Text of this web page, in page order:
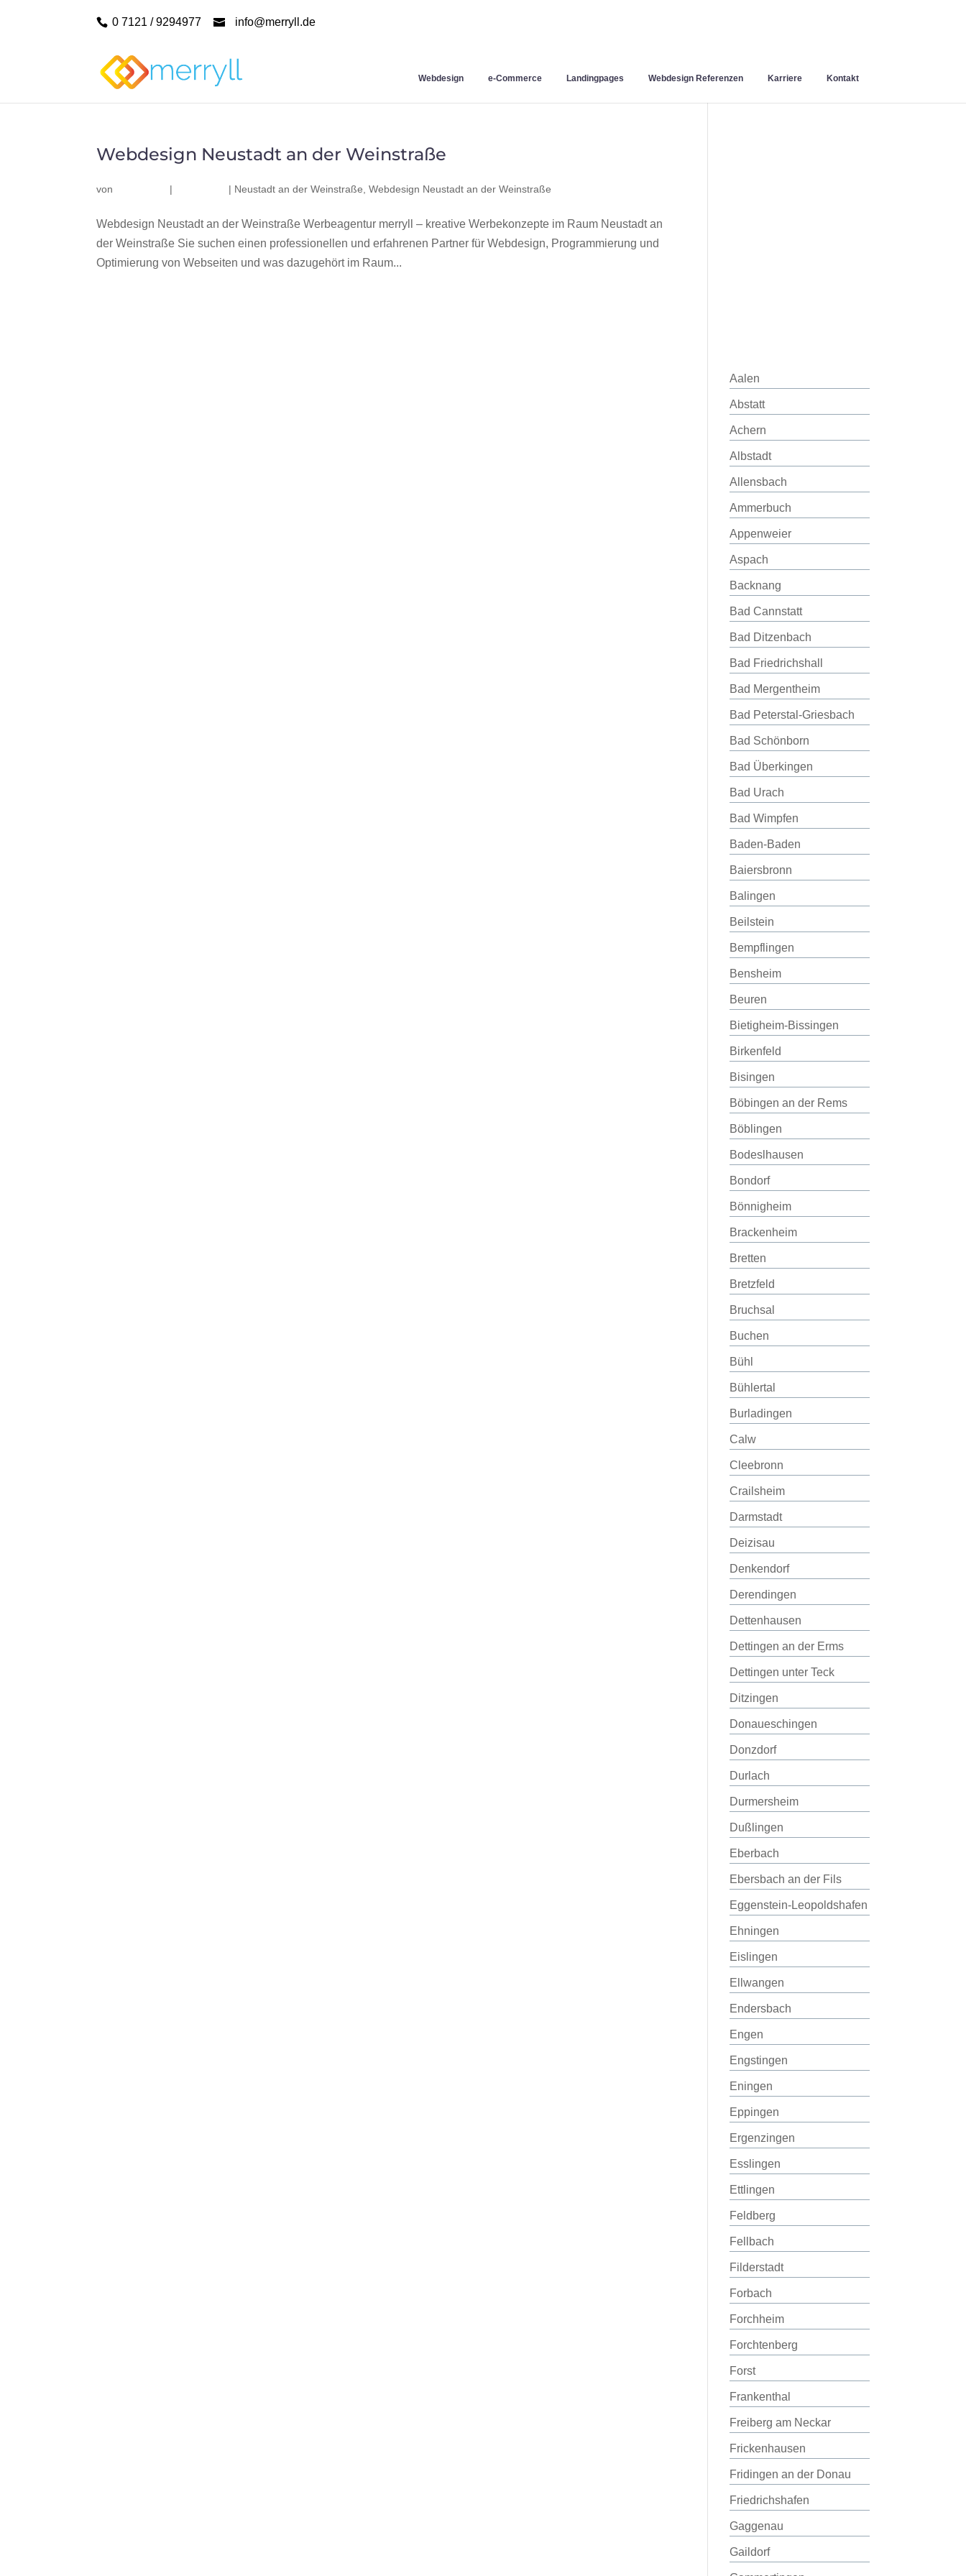
0 7121 / 9294977 info@merryll.de
Webdesign e-Commerce Landingpages Webdesign Referenzen Karriere Kontakt
Webdesign Neustadt an der Weinstraße
von | | Neustadt an der Weinstraße ,Webdesign Neustadt an der Weinstraße
Webdesign Neustadt an der Weinstraße Werbeagentur merryll – kreative Werbekonzepte im Raum Neustadt an
der Weinstraße Sie suchen einen professionellen und erfahrenen Partner für Webdesign, Programmierung und
Optimierung von Webseiten und was dazugehört im Raum...
Aalen
Abstatt
Achern
Albstadt
Allensbach
Ammerbuch
Appenweier
Aspach
Backnang
Bad Cannstatt
Bad Ditzenbach
Bad Friedrichshall
Bad Mergentheim
Bad Peterstal-Griesbach
Bad Schönborn
Bad Überkingen
Bad Urach
Bad Wimpfen
Baden-Baden
Baiersbronn
Balingen
Beilstein
Bempflingen
Bensheim
Beuren
Bietigheim-Bissingen
Birkenfeld
Bisingen
Böbingen an der Rems
Böblingen
Bodeslhausen
Bondorf
Bönnigheim
Brackenheim
Bretten
Bretzfeld
Bruchsal
Buchen
Bühl
Bühlertal
Burladingen
Calw
Cleebronn
Crailsheim
Darmstadt
Deizisau
Denkendorf
Derendingen
Dettenhausen
Dettingen an der Erms
Dettingen unter Teck
Ditzingen
Donaueschingen
Donzdorf
Durlach
Durmersheim
Dußlingen
Eberbach
Ebersbach an der Fils
Eggenstein-Leopoldshafen
Ehningen
Eislingen
Ellwangen
Endersbach
Engen
Engstingen
Eningen
Eppingen
Ergenzingen
Esslingen
Ettlingen
Feldberg
Fellbach
Filderstadt
Forbach
Forchheim
Forchtenberg
Forst
Frankenthal
Freiberg am Neckar
Frickenhausen
Fridingen an der Donau
Friedrichshafen
Gaggenau
Gaildorf